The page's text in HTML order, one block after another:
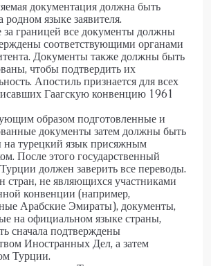
документация должна быть
родном языке заявителя.
границей все документы должны
соответствующими органами
Документы также должны быть
чтобы подтвердить их
Апостиль признается для всех
Гаагскую конвенцию 1961
образом подготовленные и
документы затем должны быть
на турецкий язык присяжным
После этого государственный
должен заверить все переводы.
стран, не являющихся участниками
конвенции (например,
Арабские Эмираты), документы,
на официальном языке страны,
сначала подтверждены
Иностранных Дел, а затем
Турции.